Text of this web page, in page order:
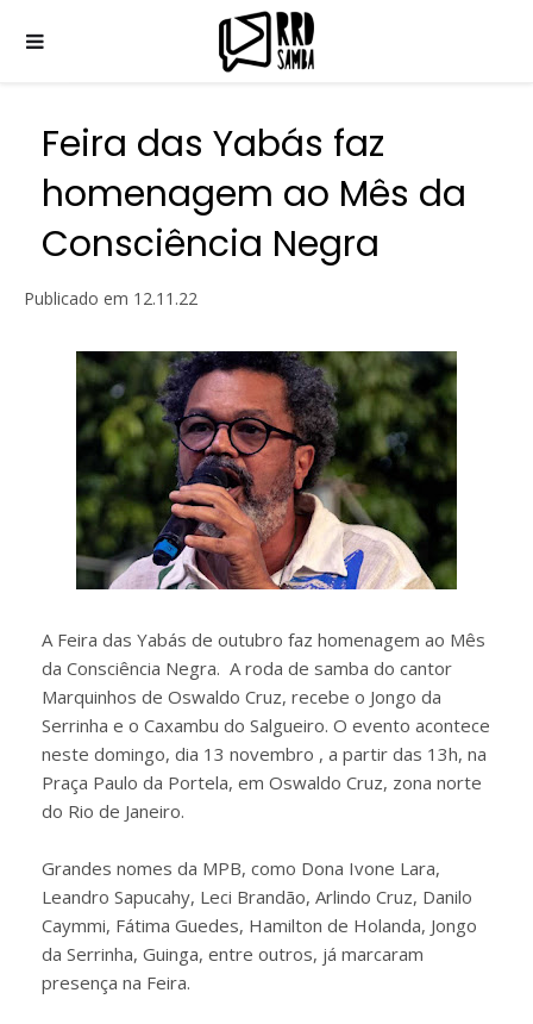
Feira das Yabás faz
homenagem ao Mês da
Consciência Negra
Publicado em 12.11.22
A Feira das Yabás de outubro faz homenagem ao Mês
da Consciência Negra. A roda de samba do cantor
Marquinhos de Oswaldo Cruz, recebe o Jongo da
Serrinha e o Caxambu do Salgueiro. O evento acontece
neste domingo, dia 13 novembro , a partir das 13h, na
Praça Paulo da Portela, em Oswaldo Cruz, zona norte
do Rio de Janeiro.
Grandes nomes da MPB, como Dona Ivone Lara,
Leandro Sapucahy, Leci Brandão, Arlindo Cruz, Danilo
Caymmi, Fátima Guedes, Hamilton de Holanda, Jongo
da Serrinha, Guinga, entre outros, já marcaram
presença na Feira.